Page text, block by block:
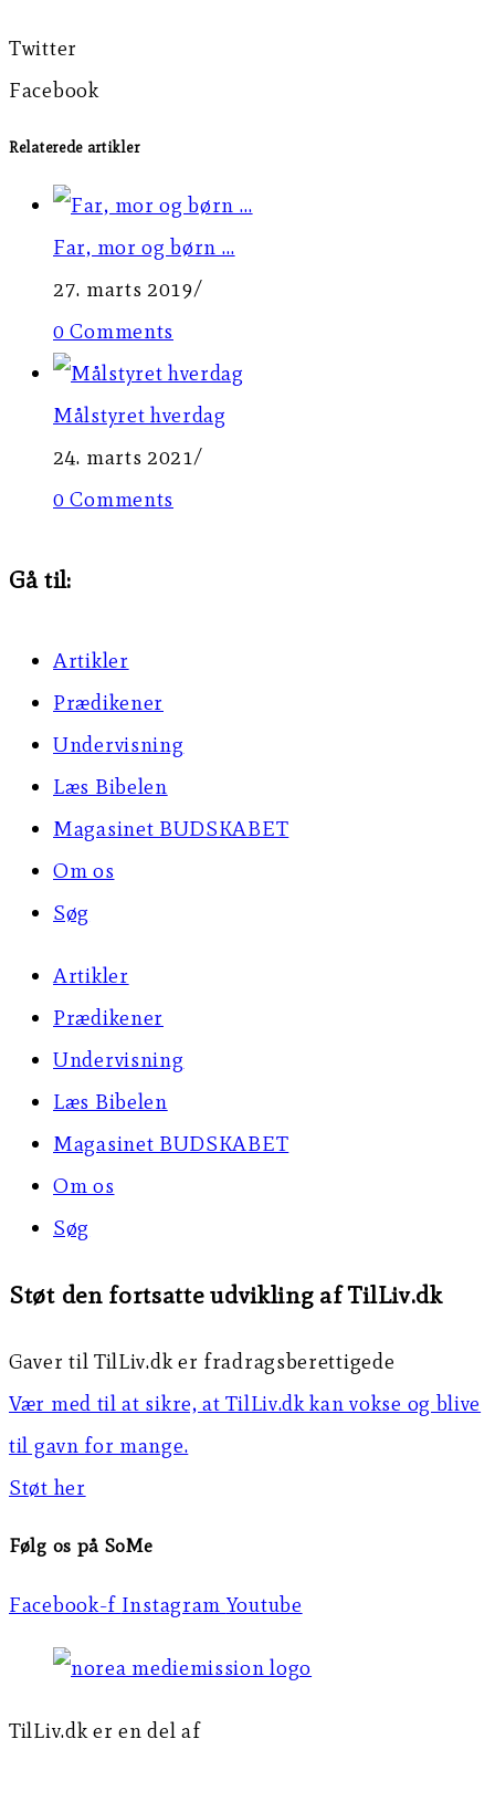
Twitter
Facebook
Relaterede artikler
Far, mor og børn …
27. marts 2019/
0 Comments
Målstyret hverdag
24. marts 2021/
0 Comments
Gå til:
Artikler
Prædikener
Undervisning
Læs Bibelen
Magasinet BUDSKABET
Om os
Søg
Artikler
Prædikener
Undervisning
Læs Bibelen
Magasinet BUDSKABET
Om os
Søg
Støt den fortsatte udvikling af TilLiv.dk
Gaver til TilLiv.dk er fradragsberettigede
Vær med til at sikre, at TilLiv.dk kan vokse og blive
til gavn for mange.
Støt her
Følg os på SoMe
Facebook-f Instagram Youtube
TilLiv.dk er en del af